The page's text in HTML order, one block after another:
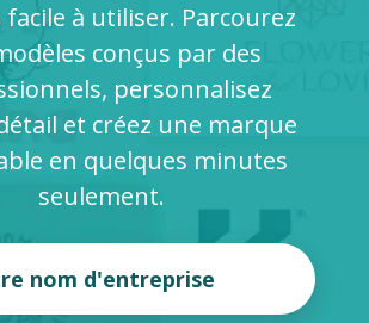
SE CONNECTER
facile à utiliser. Parcourez
conçus par des
personnalisez
et créez une marque
en quelques minutes
seulement.